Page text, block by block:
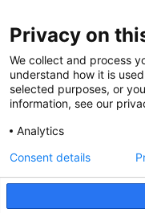
Lectoren en
Bedrijven
Hogescholen
De grootste
Privacy on
We collect and process
understand how it is
selected purposes, or
information, see our
Analytics
Consent details